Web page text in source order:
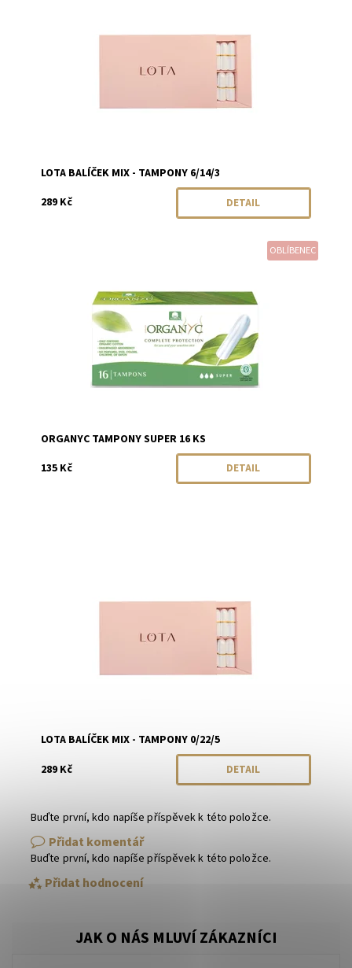
LOTA BALÍČEK MIX - TAMPONY 6/14/3
289 Kč
DETAIL
OBLÍBENEC
ORGANYC TAMPONY SUPER 16 KS
135 Kč
DETAIL
LOTA BALÍČEK MIX - TAMPONY 0/22/5
289 Kč
DETAIL
Buďte první, kdo napíše příspěvek k této položce.
Přidat komentář
Buďte první, kdo napíše příspěvek k této položce.
Přidat hodnocení